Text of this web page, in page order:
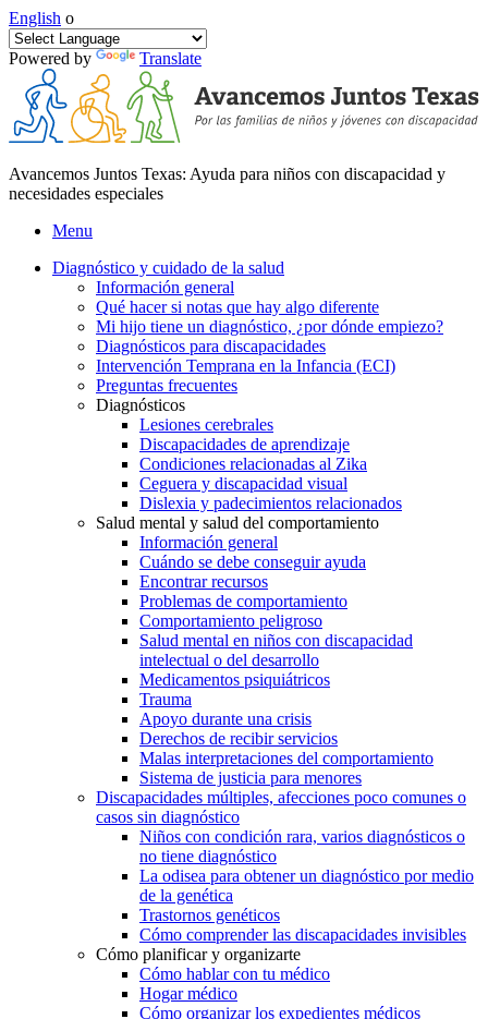
English o
Powered by Translate
Avancemos Juntos Texas: Ayuda para niños con discapacidad y
necesidades especiales
Menu
Diagnóstico y cuidado de la salud
Información general
Qué hacer si notas que hay algo diferente
Mi hijo tiene un diagnóstico, ¿por dónde empiezo?
Diagnósticos para discapacidades
Intervención Temprana en la Infancia (ECI)
Preguntas frecuentes
Diagnósticos
Lesiones cerebrales
Discapacidades de aprendizaje
Condiciones relacionadas al Zika
Ceguera y discapacidad visual
Dislexia y padecimientos relacionados
Salud mental y salud del comportamiento
Información general
Cuándo se debe conseguir ayuda
Encontrar recursos
Problemas de comportamiento
Comportamiento peligroso
Salud mental en niños con discapacidad
intelectual o del desarrollo
Medicamentos psiquiátricos
Trauma
Apoyo durante una crisis
Derechos de recibir servicios
Malas interpretaciones del comportamiento
Sistema de justicia para menores
Discapacidades múltiples, afecciones poco comunes o
casos sin diagnóstico
Niños con condición rara, varios diagnósticos o
no tiene diagnóstico
La odisea para obtener un diagnóstico por medio
de la genética
Trastornos genéticos
Cómo comprender las discapacidades invisibles
Cómo planificar y organizarte
Cómo hablar con tu médico
Hogar médico
Cómo organizar los expedientes médicos